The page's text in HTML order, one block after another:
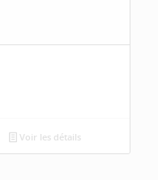
Voir les détails